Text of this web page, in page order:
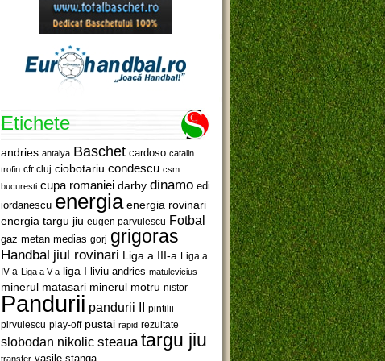
Etichete
andries antalya Baschet cardoso catalin
trofin cfr cluj ciobotariu condescu csm
bucuresti cupa romaniei darby dinamo edi
iordanescu energia energia rovinari
energia targu jiu eugen parvulescu Fotbal
gaz metan medias gorj grigoras
Handbal jiul rovinari Liga a III-a Liga a
IV-a Liga a V-a liga I liviu andries matulevicius
minerul matasari minerul motru nistor
Pandurii pandurii II pintilii
pirvulescu play-off pustai rapid rezultate
slobodan nikolic steaua targu jiu
transfer vasile stanga